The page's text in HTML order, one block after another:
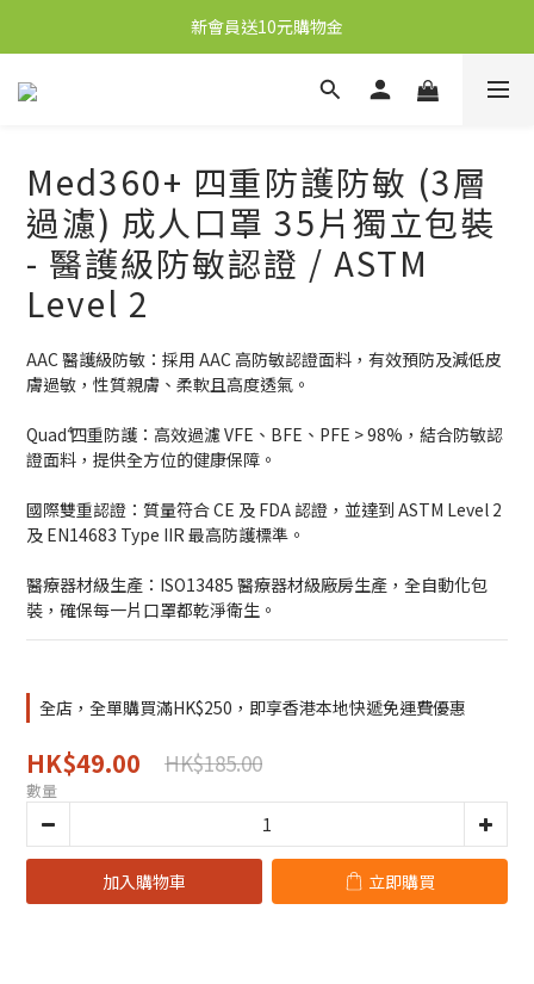
新會員送10元購物金
新會員送10元購物金
任何購物即送秋梨膏1盒，價值59元
新會員送10元購物金
Med360+ 四重防護防敏 (3層
過濾) 成人口罩 35片獨立包裝
- 醫護級防敏認證 / ASTM
Level 2
AAC 醫護級防敏：採用 AAC 高防敏認證面料，有效預防及減低皮
膚過敏，性質親膚、柔軟且高度透氣。
Quad⁴ 四重防護：高效過濾 VFE、BFE、PFE > 98%，結合防敏認
證面料，提供全方位的健康保障。
國際雙重認證：質量符合 CE 及 FDA 認證，並達到 ASTM Level 2
及 EN14683 Type IIR 最高防護標準。
醫療器材級生產：ISO13485 醫療器材級廠房生產，全自動化包
裝，確保每一片口罩都乾淨衛生。
全店，全單購買滿HK$250，即享香港本地快遞免運費優惠
HK$49.00 HK$185.00
數量
加入購物車 立即購買